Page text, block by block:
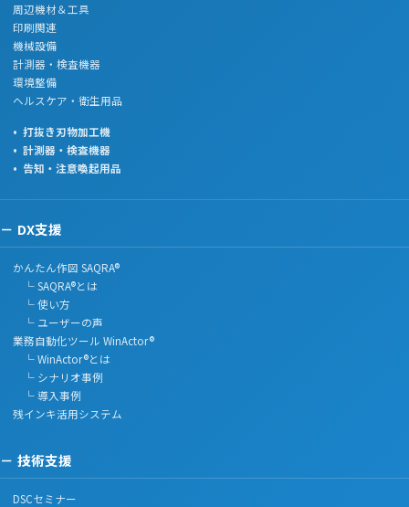
周辺機材＆工具
印刷関連
機械設備
計測器・検査機器
環境整備
ヘルスケア・衛生用品
打抜き刃物加工機
計測器・検査機器
告知・注意喚起用品
DX支援
かんたん作図 SAQRA®
└ SAQRA®とは
└ 使い方
└ ユーザーの声
業務自動化ツール WinActor®
└ WinActor®とは
└ シナリオ事例
└ 導入事例
残インキ活用システム
技術支援
DSCセミナー